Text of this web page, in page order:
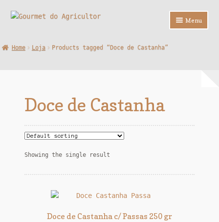
Ir
navegação
Saltar
conteúdo
Menu
Home Loja Products tagged “Doce de Castanha”
Doce de Castanha
Showing the single result
Doce de Castanha c/ Passas 250 gr